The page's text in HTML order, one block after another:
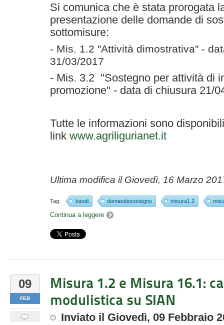
Si comunica che è stata prorogata
presentazione delle domande di
sottomisure:
- Mis. 1.2 "Attività dimostrativa" -
31/03/2017
- Mis. 3.2 "Sostegno per attività di
promozione" - data di chiusura 21/
Tutte le informazioni sono
link www.agriligurianet.it
Ultima modifica il Giovedì, 16 Marzo
Tag: bandi domandesostegno misura1.2
Continua a leggere
09
FEB
Misura 1.2 e Misura 16.1:
modulistica su SIAN
Inviato il Giovedì, 09 Febbraio